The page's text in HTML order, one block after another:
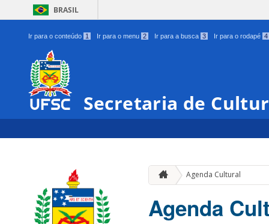
BRASIL
Ir para o conteúdo 1 Ir para o menu 2 Ir para a busca 3 Ir para o rodapé 4
Secretaria de
Agenda Cultural
Agenda